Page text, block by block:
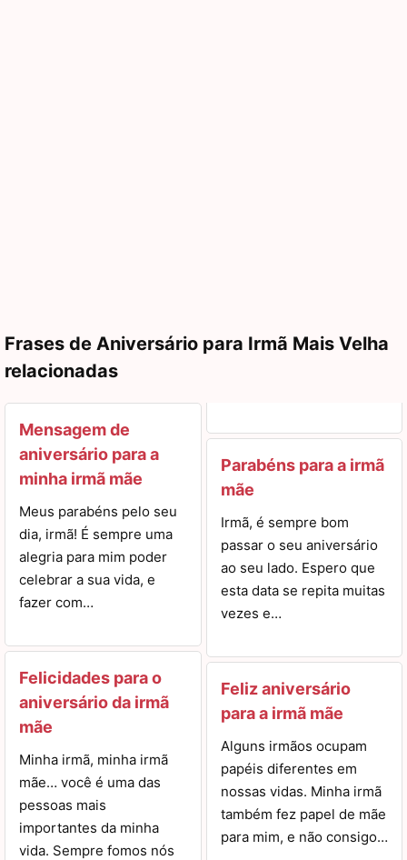
Frases de Aniversário para Irmã Mais Velha
relacionadas
Mensagem de
aniversário para a
minha irmã mãe
Meus parabéns pelo seu
dia, irmã! É sempre uma
alegria para mim poder
celebrar a sua vida, e
fazer com…
Felicidades para o
aniversário da irmã
mãe
Minha irmã, minha irmã
mãe… você é uma das
pessoas mais
importantes da minha
vida. Sempre fomos nós
Parabéns para a irmã
mãe
Irmã, é sempre bom
passar o seu aniversário
ao seu lado. Espero que
esta data se repita muitas
vezes e…
Feliz aniversário
para a irmã mãe
Alguns irmãos ocupam
papéis diferentes em
nossas vidas. Minha irmã
também fez papel de mãe
para mim, e não consigo…